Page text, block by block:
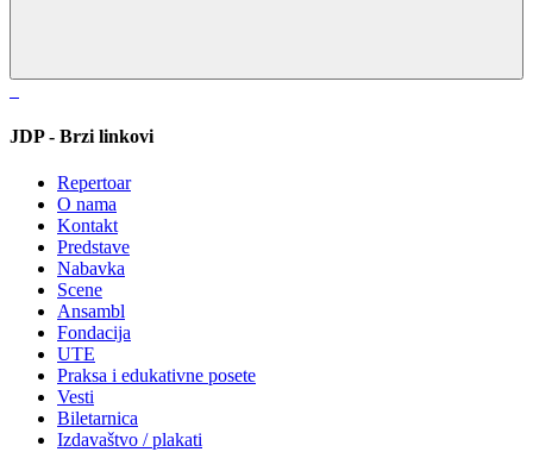
JDP - Brzi linkovi
Repertoar
O nama
Kontakt
Predstave
Nabavka
Scene
Ansambl
Fondacija
UTE
Praksa i edukativne posete
Vesti
Biletarnica
Izdavaštvo / plakati